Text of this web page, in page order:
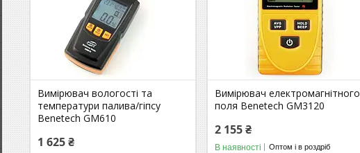
Вимірювач вологості та
температури палива/гіпсу
Benetech GM610
1 625 ₴
Вимірювач електромагнітного
поля Benetech GM3120
2 155 ₴
В наявності Оптом і в роздріб